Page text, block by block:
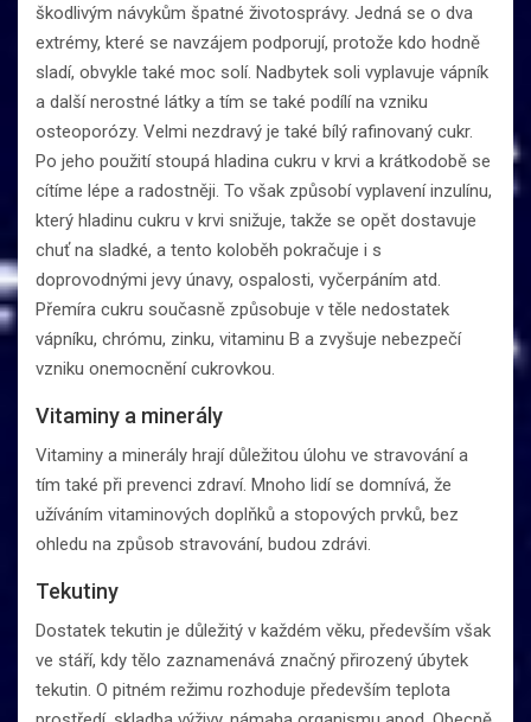
škodlivým návykům špatné životosprávy. Jedná se o dva
extrémy, které se navzájem podporují, protože kdo hodně
sladí, obvykle také moc solí. Nadbytek soli vyplavuje vápník
a další nerostné látky a tím se také podílí na vzniku
osteoporózy. Velmi nezdravý je také bílý rafinovaný cukr.
Po jeho použití stoupá hladina cukru v krvi a krátkodobě se
cítíme lépe a radostněji. To však způsobí vyplavení inzulínu,
který hladinu cukru v krvi snižuje, takže se opět dostavuje
chuť na sladké, a tento koloběh pokračuje i s
doprovodnými jevy únavy, ospalosti, vyčerpáním atd.
Přemíra cukru současně způsobuje v těle nedostatek
vápníku, chrómu, zinku, vitaminu B a zvyšuje nebezpečí
vzniku onemocnění cukrovkou.
Vitaminy a minerály
Vitaminy a minerály hrají důležitou úlohu ve stravování a
tím také při prevenci zdraví. Mnoho lidí se domnívá, že
užíváním vitaminových doplňků a stopových prvků, bez
ohledu na způsob stravování, budou zdrávi.
Tekutiny
Dostatek tekutin je důležitý v každém věku, především však
ve stáří, kdy tělo zaznamenává značný přirozený úbytek
tekutin. O pitném režimu rozhoduje především teplota